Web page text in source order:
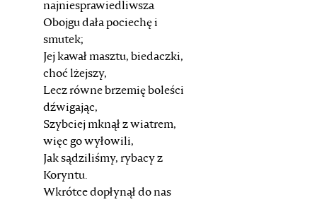
najniesprawiedliwsza
Obojgu dała pociechę i
smutek;
Jej kawał masztu, biedaczki,
choć lżejszy,
Lecz równe brzemię boleści
dźwigając,
Szybciej mknął z wiatrem,
więc go wyłowili,
Jak sądziliśmy, rybacy z
Koryntu.
Wkrótce dopłynął do nas